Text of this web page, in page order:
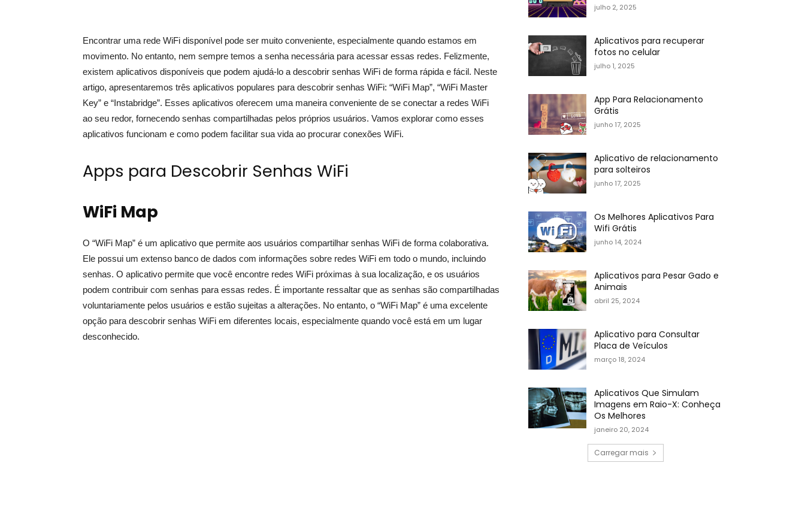
Encontrar uma rede WiFi disponível pode ser muito conveniente, especialmente quando estamos em
movimento. No entanto, nem sempre temos a senha necessária para acessar essas redes. Felizmente,
existem aplicativos disponíveis que podem ajudá-lo a descobrir senhas WiFi de forma rápida e fácil. Neste
artigo, apresentaremos três aplicativos populares para descobrir senhas WiFi: “WiFi Map”, “WiFi Master
Key” e “Instabridge”. Esses aplicativos oferecem uma maneira conveniente de se conectar a redes WiFi
ao seu redor, fornecendo senhas compartilhadas pelos próprios usuários. Vamos explorar como esses
aplicativos funcionam e como podem facilitar sua vida ao procurar conexões WiFi.
Apps para Descobrir Senhas WiFi
WiFi Map
O “WiFi Map” é um aplicativo que permite aos usuários compartilhar senhas WiFi de forma colaborativa.
Ele possui um extenso banco de dados com informações sobre redes WiFi em todo o mundo, incluindo
senhas. O aplicativo permite que você encontre redes WiFi próximas à sua localização, e os usuários
podem contribuir com senhas para essas redes. É importante ressaltar que as senhas são compartilhadas
voluntariamente pelos usuários e estão sujeitas a alterações. No entanto, o “WiFi Map” é uma excelente
opção para descobrir senhas WiFi em diferentes locais, especialmente quando você está em um lugar
desconhecido.
julho 2, 2025
Aplicativos para recuperar
fotos no celular
julho 1, 2025
App Para Relacionamento
Grátis
junho 17, 2025
Aplicativo de relacionamento
para solteiros
junho 17, 2025
Os Melhores Aplicativos Para
Wifi Grátis
junho 14, 2024
Aplicativos para Pesar Gado e
Animais
abril 25, 2024
Aplicativo para Consultar
Placa de Veículos
março 18, 2024
Aplicativos Que Simulam
Imagens em Raio-X: Conheça
Os Melhores
janeiro 20, 2024
Carregar mais